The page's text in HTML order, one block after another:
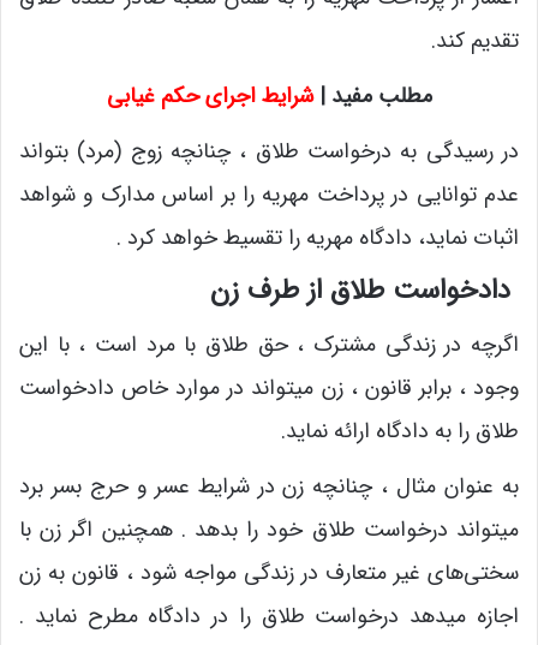
تقدیم کند.
مطلب مفید |شرایط اجرای حکم غیابی
در رسیدگی به درخواست طلاق ، چنانچه زوج (مرد) بتواند
عدم توانایی در پرداخت مهریه را بر اساس مدارک و شواهد
اثبات نماید، دادگاه مهریه را تقسیط خواهد کرد .
دادخواست طلاق از طرف زن
اگرچه در زندگی مشترک ، حق طلاق با مرد است ، با این
وجود ، برابر قانون ، زن میتواند در موارد خاص دادخواست
طلاق را به دادگاه ارائه نماید.
به عنوان مثال ، چنانچه زن در شرایط عسر و حرج بسر برد
میتواند درخواست طلاق خود را بدهد . همچنین اگر زن با
سختی‌های غیر متعارف در زندگی مواجه شود ، قانون به زن
اجازه میدهد درخواست طلاق را در دادگاه مطرح نماید .